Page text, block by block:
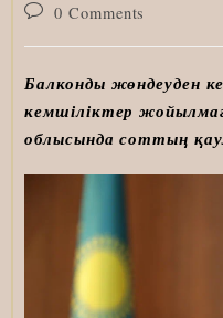
author:
published:
Post0 Comments
Балконды жөндеуден
кемшіліктер
облысында соттың